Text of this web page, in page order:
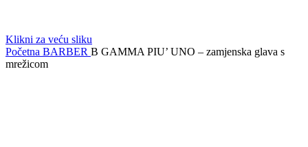
Klikni za veću sliku
Početna BARBER B GAMMA PIU’ UNO – zamjenska glava s
mrežicom